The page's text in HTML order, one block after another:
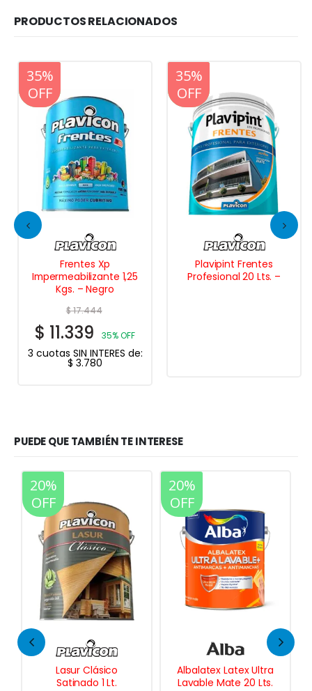
PRODUCTOS RELACIONADOS
20%
OFF
35%
OFF
Frentes Xp
Impermeabilizante 1,25
Kgs. – Negro
$17.444
$ 11.339 35% OFF
3 cuotas SIN INTERES de:
$ 3.780
20%
OFF
35%
OFF
Plavipint Frentes
Profesional 20 Lts. –
PUEDE QUE TAMBIÉN TE INTERESE
20%
OFF
Albalatex Latex Ultra
Lavable Mate 20 Lts.
20%
OFF
Esmalte Epoxi en
Aerosol 430 cc.